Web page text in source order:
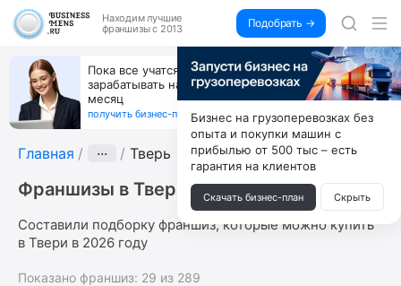
Находим лучшие
франшизы с 2013
Подобрать →
Пока все учатся пользоваться ИИ, вы можете
зарабатывать на их обучении по 500 тыс. каждый
месяц
получить бизнес-план ↓
Главная ··· Тверь
Франшизы в Твери
Составили подборку франшиз, которые можно купить
в Твери в 2026 году
Показано франшиз: 29 из 289
Бизнес на грузоперевозках без
опыта и покупки машин с
прибылью от 500 тыс – есть
гарантия на клиентов
Скачать бизнес-план Скрыть